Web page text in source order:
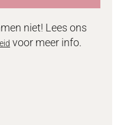
niet! Lees ons
voor meer info.